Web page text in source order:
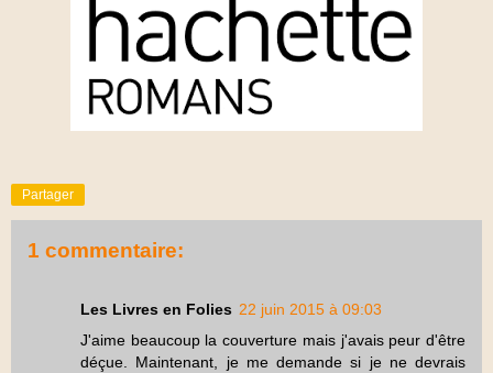
Partager
1 commentaire:
Les Livres en Folies 22 juin 2015 à 09:03
J'aime beaucoup la couverture mais j'avais peur d'être
déçue. Maintenant, je me demande si je ne devrais